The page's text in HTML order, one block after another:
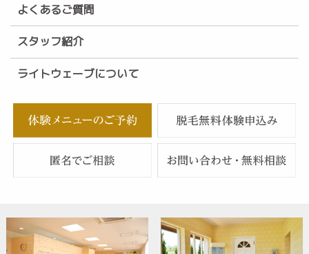
よくあるご質問
スタッフ紹介
ライトウェーブについて